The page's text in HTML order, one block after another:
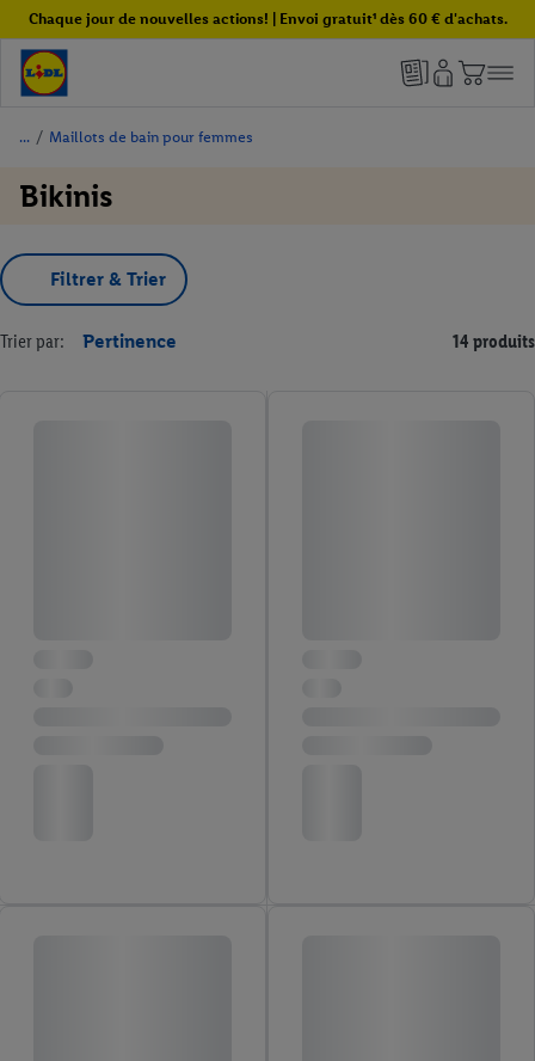
Chaque jour de nouvelles actions! | Envoi gratuit¹ dès 60 € d'achats.
/ Maillots de bain pour femmes
Bikinis
Filtrer & Trier
Trier par: Pertinence 14 produits